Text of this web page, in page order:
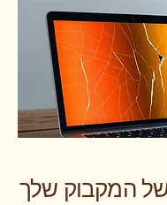
המקבוק שלך